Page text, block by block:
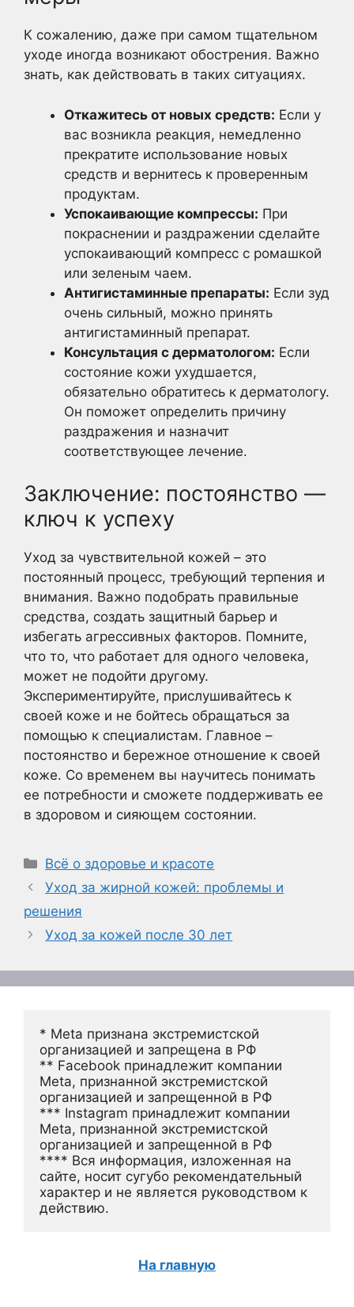
К сожалению, даже при самом тщательном
уходе иногда возникают обострения. Важно
знать, как действовать в таких ситуациях.
Откажитесь от новых средств: Если у
вас возникла реакция, немедленно
прекратите использование новых
средств и вернитесь к проверенным
продуктам.
Успокаивающие компрессы: При
покраснении и раздражении сделайте
успокаивающий компресс с ромашкой
или зеленым чаем.
Антигистаминные препараты: Если зуд
очень сильный, можно принять
антигистаминный препарат.
Консультация с дерматологом: Если
состояние кожи ухудшается,
обязательно обратитесь к дерматологу.
Он поможет определить причину
раздражения и назначит
соответствующее лечение.
Заключение: постоянство —
ключ к успеху
Уход за чувствительной кожей – это
постоянный процесс, требующий терпения и
внимания. Важно подобрать правильные
средства, создать защитный барьер и
избегать агрессивных факторов. Помните,
что то, что работает для одного человека,
может не подойти другому.
Экспериментируйте, прислушивайтесь к
своей коже и не бойтесь обращаться за
помощью к специалистам. Главное –
постоянство и бережное отношение к своей
коже. Со временем вы научитесь понимать
ее потребности и сможете поддерживать ее
в здоровом и сияющем состоянии.
Рубрики
Всё о здоровье и красоте
Уход за жирной кожей: проблемы и
решения
Уход за кожей после 30 лет
* Meta признана экстремистской
организацией и запрещена в РФ
** Facebook принадлежит компании
Meta, признанной экстремистской
организацией и запрещенной в РФ
*** Instagram принадлежит компании
Meta, признанной экстремистской
организацией и запрещенной в РФ
**** Вся информация, изложенная на
сайте, носит сугубо рекомендательный
характер и не является руководством к
действию.
На главную